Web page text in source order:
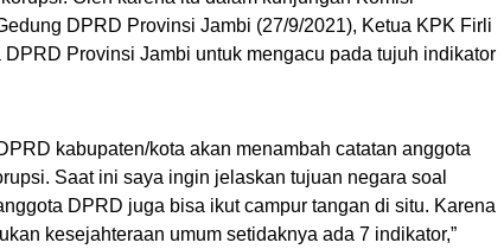
DPRD Provinsi Jambi (27/9/2021), Ketua KPK Firli
Provinsi Jambi untuk mengacu pada tujuh indikator
kabupaten/kota akan menambah catatan anggota
Saat ini saya ingin jelaskan tujuan negara soal
DPRD juga bisa ikut campur tangan di situ. Karena
kesejahteraan umum setidaknya ada 7 indikator,”